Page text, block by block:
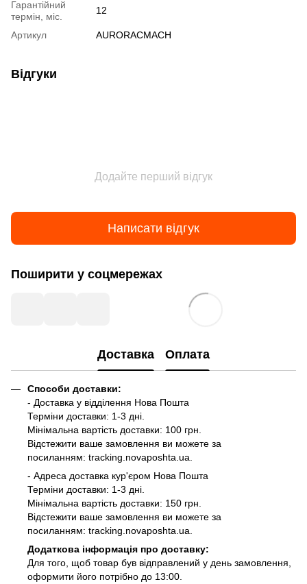
Гарантійний
термін, міс.
12
Артикул AURORACMACH
Відгуки
Додайте перший відгук
Написати відгук
Поширити у соцмережах
Доставка Оплата
Способи доставки:
- Доставка у відділення Нова Пошта
Терміни доставки: 1-3 дні.
Мінімальна вартість доставки: 100 грн.
Відстежити ваше замовлення ви можете за
посиланням: tracking.novaposhta.ua.
- Адреса доставка кур'єром Нова Пошта
Терміни доставки: 1-3 дні.
Мінімальна вартість доставки: 150 грн.
Відстежити ваше замовлення ви можете за
посиланням: tracking.novaposhta.ua.
Додаткова інформація про доставку:
Для того, щоб товар був відправлений у день замовлення,
оформити його потрібно до 13:00.